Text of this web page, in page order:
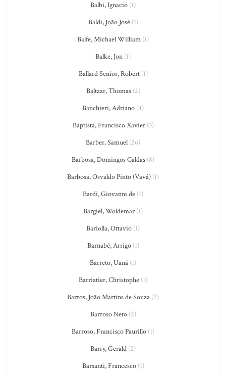
Balbi, Ignacio (1)
Baldi, João José(1)
Balfe, Michael William (1)
Balke, Jon (1)
Ballard Senior, Robert(1)
Baltzar, Thomas(2)
Banchieri, Adriano (4)
Baptista, Francisco Xavier(3)
Barber, Samuel (26)
Barbosa, Domingos Caldas (8)
Barbosa, Osvaldo Pinto (Vavá) (1)
Bardi, Giovanni de (1)
Bargiel, Woldemar (1)
Bariolla, Ottavio (1)
Barnabé, Arrigo(1)
Barreto, Uaná (1)
Barriatier, Christophe (1)
Barros, João Martins de Souza (2)
Barroso Neto(2)
Barroso, Francisco Paurillo (1)
Barry, Gerald (2)
Barsanti, Francesco(1)